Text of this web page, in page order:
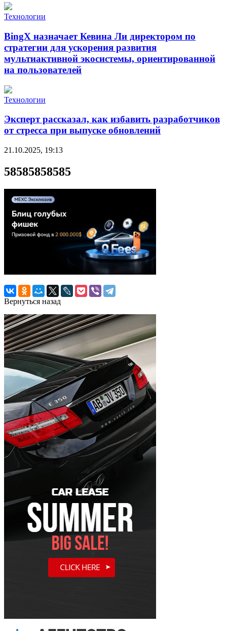
Технологии
BingX назначает Кевина Ли директором по
стратегии для ускорения развития
мультиактивной экосистемы, ориентированной
на пользователей
Технологии
Эксперт рассказал, как избавить разработчиков
от стресса при выпуске обновлений
21.10.2025, 19:13
58585858585
Вернуться назад